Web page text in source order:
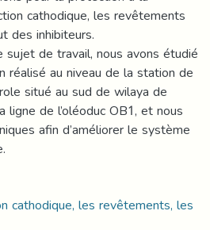
cathodique, les revêtements
des inhibiteurs.
de travail, nous avons étudié
au niveau de la station de
situé au sud de wilaya de
ligne de l’oléoduc OB1, et nous
afin d’améliorer le système
cathodique, les revêtements, les